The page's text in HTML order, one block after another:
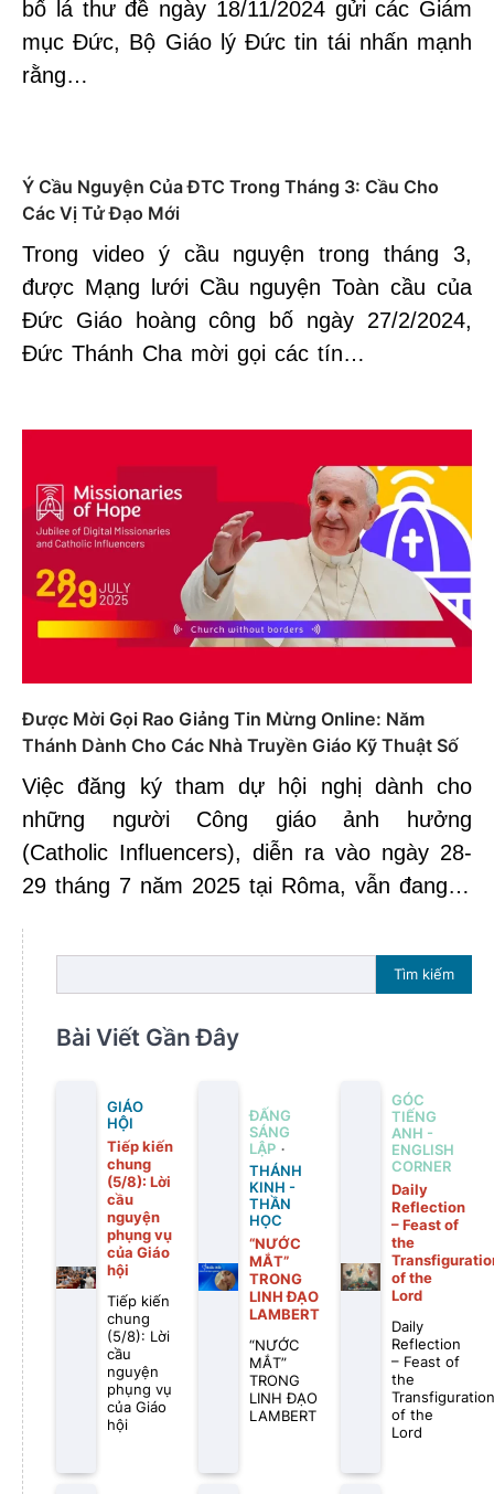
bố lá thư đề ngày 18/11/2024 gửi các Giám
mục Đức, Bộ Giáo lý Đức tin tái nhấn mạnh
rằng…
Ý Cầu Nguyện Của ĐTC Trong Tháng 3: Cầu Cho
Các Vị Tử Đạo Mới
Trong video ý cầu nguyện trong tháng 3,
được Mạng lưới Cầu nguyện Toàn cầu của
Đức Giáo hoàng công bố ngày 27/2/2024,
Đức Thánh Cha mời gọi các tín…
Được Mời Gọi Rao Giảng Tin Mừng Online: Năm
Thánh Dành Cho Các Nhà Truyền Giáo Kỹ Thuật Số
Việc đăng ký tham dự hội nghị dành cho
những người Công giáo ảnh hưởng
(Catholic Influencers), diễn ra vào ngày 28-
29 tháng 7 năm 2025 tại Rôma, vẫn đang…
Tìm kiếm
Bài Viết Gần Đây
GIÁO
HỘI
Tiếp kiến
chung
(5/8): Lời
cầu
nguyện
phụng vụ
của Giáo
hội
Tiếp kiến
chung
(5/8): Lời
cầu
nguyện
phụng vụ
của Giáo
hội
ĐẤNG
SÁNG
LẬP
THÁNH
KINH -
THẦN
HỌC
“NƯỚC
MẮT”
TRONG
LINH ĐẠO
LAMBERT
“NƯỚC
MẮT”
TRONG
LINH ĐẠO
LAMBERT
GÓC
TIẾNG
ANH -
ENGLISH
CORNER
Daily
Reflection
– Feast of
the
of the
Lord
Daily
Reflection
– Feast of
the
Transfiguration
of the
Lord